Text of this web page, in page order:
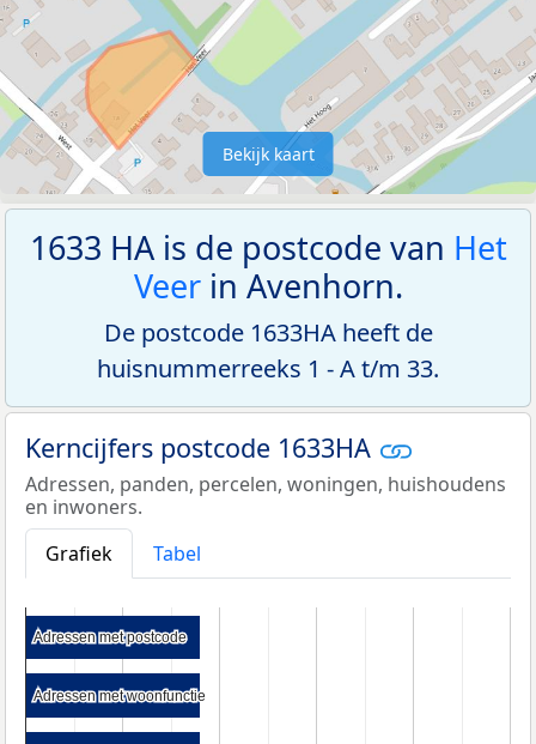
Bekijk kaart
1633 HA is de postcode van Het
Veerin Avenhorn.
De postcode 1633HA heeft de
huisnummerreeks 1 - A t/m 33.
Kerncijfers postcode 1633HA
Adressen, panden, percelen, woningen, huishoudens
en inwoners.
Grafiek
Tabel
Adressen met postcode
Adressen met postcode
Adressen met woonfunctie
Adressen met woonfunctie